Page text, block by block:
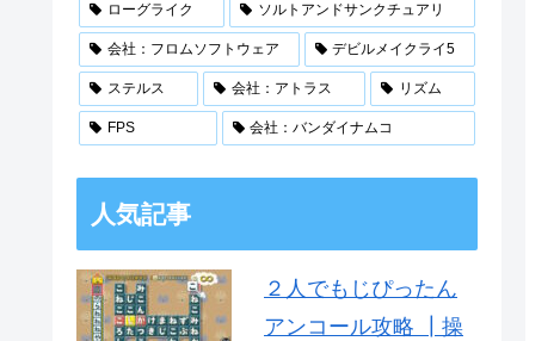
ローグライク ソルトアンドサンクチュアリ
会社：フロムソフトウェア デビルメイクライ5
ステルス 会社：アトラス リズム
FPS 会社：バンダイナムコ
人気記事
２人でもじぴったん
アンコール攻略 ┃操